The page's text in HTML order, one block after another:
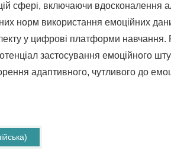
сфері, включаючи вдосконалення
норм використання емоційних
у цифрові платформи навчання.
застосування емоційного
адаптивного, чутливого до